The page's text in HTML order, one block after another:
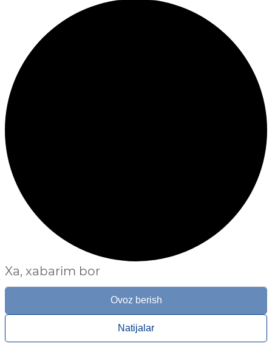
Xa, xabarim bor
Ovoz berish
Natijalar